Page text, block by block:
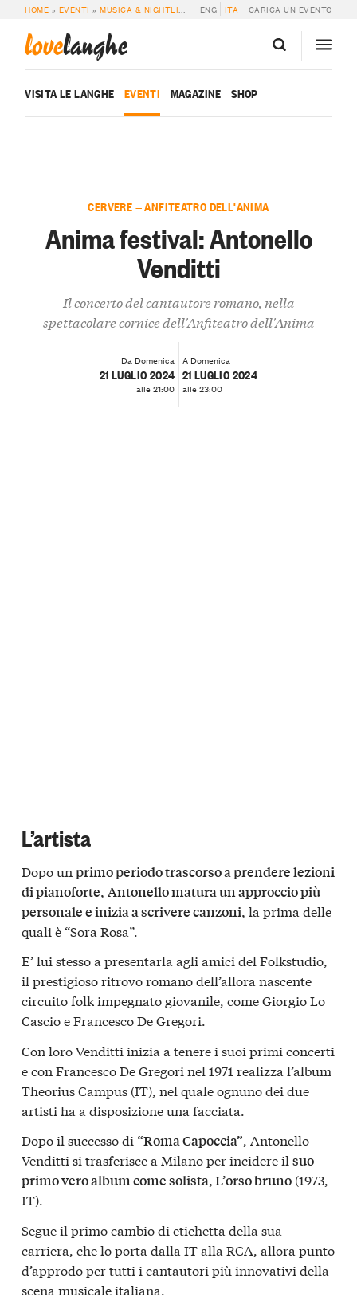
HOME » EVENTI »MUSICA & NIGHTLIFE ANIMA FESTIVAL: ANTONELLO
ENG ITA CARICA UN EVENTO
lovelanghe
VISITA LE LANGHE EVENTI MAGAZINE SHOP
CERVERE — ANFITEATRO DELL'ANIMA
Anima festival: Antonello
Venditti
Il concerto del cantautore romano, nella
spettacolare cornice dell'Anfiteatro dell'Anima
Da Domenica
21 LUGLIO 2024
alle 21:00
A Domenica
21 LUGLIO 2024
alle 23:00
L’artista
Dopo un primo periodo trascorso a prendere lezioni
di pianoforte, Antonello matura un approccio più
personale e inizia a scrivere canzoni, la prima delle
quali è “Sora Rosa”.
E’ lui stesso a presentarla agli amici del Folkstudio,
il prestigioso ritrovo romano dell’allora nascente
circuito folk impegnato giovanile, come Giorgio Lo
Cascio e Francesco De Gregori.
Con loro Venditti inizia a tenere i suoi primi concerti
e con Francesco De Gregori nel 1971 realizza l’album
Theorius Campus (IT), nel quale ognuno dei due
artisti ha a disposizione una facciata.
Dopo il successo di “Roma Capoccia”, Antonello
Venditti si trasferisce a Milano per incidere il suo
primo vero album come solista, L’orso bruno (1973,
IT).
Segue il primo cambio di etichetta della sua
carriera, che lo porta dalla IT alla RCA, allora punto
d’approdo per tutti i cantautori più innovativi della
scena musicale italiana.